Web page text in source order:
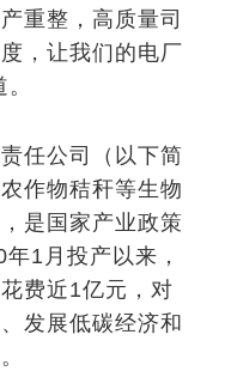
重整，高质量司
，让我们的电厂
任公司（以下简
作物秸秆等生物
是国家产业政策
1月投产以来，
费近1亿元，对
发展低碳经济和